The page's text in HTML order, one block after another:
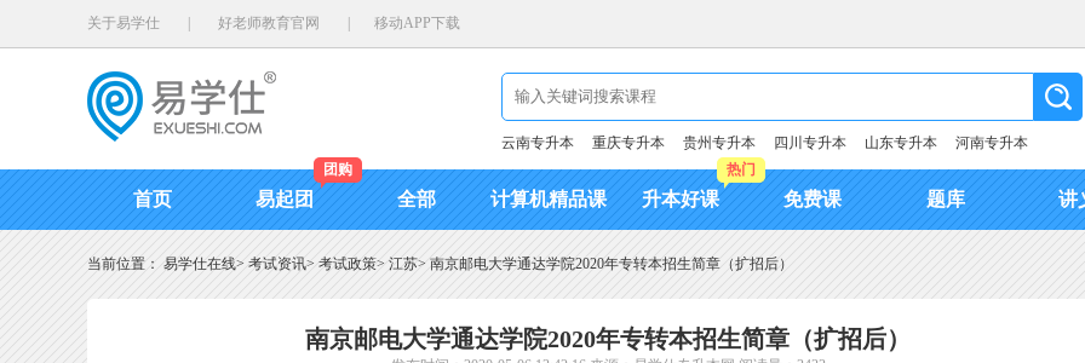
关于易学仕 好老师教育官网 移动APP下载
云南专升本 重庆专升本 贵州专升本 四川专升本 山东专升本 河南专升本
首页 易起团
团购
全部 计算机精品课 升本好课
热门
免费课 题库 讲
当前位置： 易学仕在线> 考试资讯> 考试政策> 江苏> 南京邮电大学通达学院2020年专转本招生简章（扩招后）
南京邮电大学通达学院2020年专转本招生简章（扩招后）